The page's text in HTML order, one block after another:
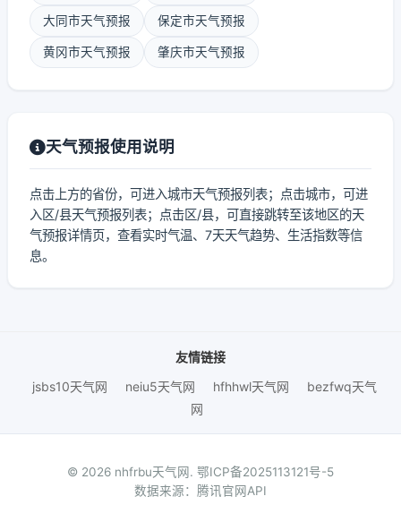
大同市天气预报 保定市天气预报
黄冈市天气预报 肇庆市天气预报
天气预报使用说明
点击上方的省份，可进入城市天气预报列表；点击城市，可进
入区/县天气预报列表；点击区/县，可直接跳转至该地区的天
气预报详情页，查看实时气温、7天天气趋势、生活指数等信
息。
友情链接
jsbs10天气网
neiu5天气网 hfhhwl天气网
bezfwq天气
网
© 2026 nhfrbu天气网. 鄂ICP备2025113121号-5
数据来源：腾讯官网API